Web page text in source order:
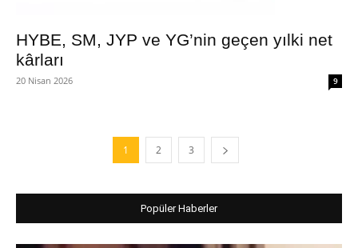
HYBE, SM, JYP ve YG’nin geçen yılki net
kârları
20 Nisan 2026 9
1 2 3
Popüler Haberler